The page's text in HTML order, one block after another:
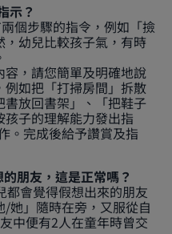
示？
個步驟的指令，例如「撿
幼兒比較孩子氣，有時
，請您簡單及明確地說
如把「打掃房間」拆散
放回書架」、「把鞋子
子的理解能力發出指
。完成後給予讚賞及指
朋友，這是正常嗎？
都會覺得假想出來的朋友
她」隨時在旁，又服從自
中便有2人在童年時曾交